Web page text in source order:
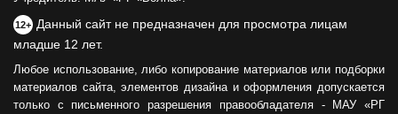
12+ Данный сайт не предназначен для просмотра лицам
младше 12 лет.
Любое использование, либо копирование материалов или подборки
материалов сайта, элементов дизайна и оформления допускается
только с письменного разрешения правообладателя - МАУ «РГ